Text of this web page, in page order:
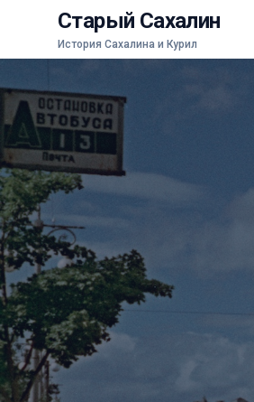
Старый Сахалин
История Сахалина и Курил